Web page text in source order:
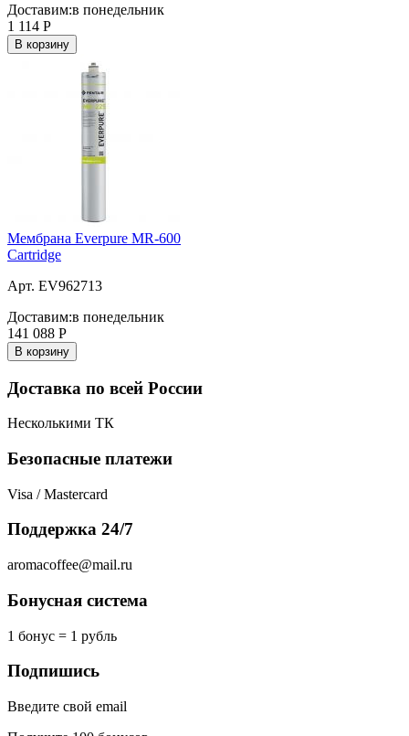
Доставим:в понедельник
1 114 Р
В корзину
Мембрана Everpure MR-600
Cartridge
Арт. EV962713
Доставим:в понедельник
141 088 Р
В корзину
Доставка по всей России
Несколькими ТК
Безопасные платежи
Visa / Mastercard
Поддержка 24/7
aromacoffee@mail.ru
Бонусная система
1 бонус = 1 рубль
Подпишись
Введите свой email